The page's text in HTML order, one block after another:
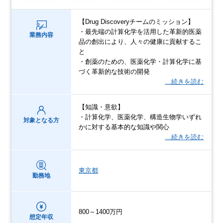
業務内容
【Drug Discoveryチームのミッション】
・最先端の計算化学を活用した革新的医薬
品の創出により、人々の健康に貢献するこ
と
・創薬のための、医薬化学・計算化学に基
づく革新的な技術の開発
…続きを読む
対象となる方
【知識・意欲】
・計算化学、医薬化学、構造生物学いずれ
かに対する基本的な知識や関心
…続きを読む
勤務地
東京都
想定年収
800～1400万円